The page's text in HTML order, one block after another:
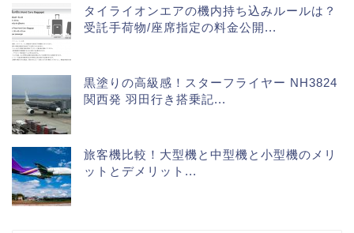
タイライオンエアの機内持ち込みルールは？
受託手荷物/座席指定の料金公開...
黒塗りの高級感！スターフライヤー NH3824
関西発 羽田行き搭乗記...
旅客機比較！大型機と中型機と小型機のメリ
ットとデメリット...